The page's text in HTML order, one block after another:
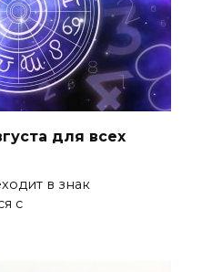
для всех
в знак
с